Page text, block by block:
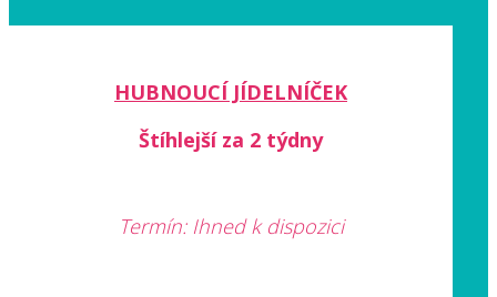
HUBNOUCÍ JÍDELNÍČEK
Štíhlejší za 2 týdny
Termín: Ihned k dispozici